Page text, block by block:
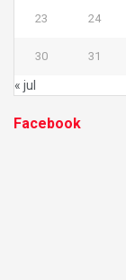
23 24
30 31
« jul
Facebook